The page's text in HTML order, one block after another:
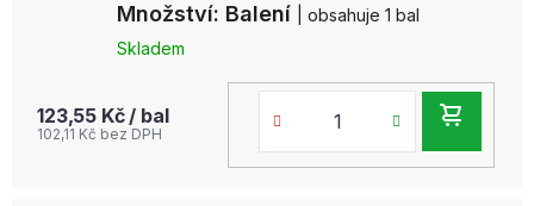
Množství: Balení
| obsahuje 1 bal
Skladem
123,55 Kč / bal
102,11 Kč bez DPH